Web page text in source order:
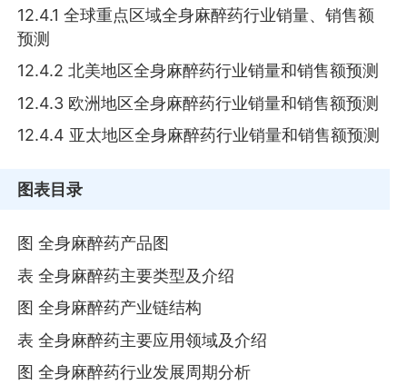
12.4.1 全球重点区域全身麻醉药行业销量、销售额
预测
12.4.2 北美地区全身麻醉药行业销量和销售额预测
12.4.3 欧洲地区全身麻醉药行业销量和销售额预测
12.4.4 亚太地区全身麻醉药行业销量和销售额预测
图表目录
图 全身麻醉药产品图
表 全身麻醉药主要类型及介绍
图 全身麻醉药产业链结构
表 全身麻醉药主要应用领域及介绍
图 全身麻醉药行业发展周期分析